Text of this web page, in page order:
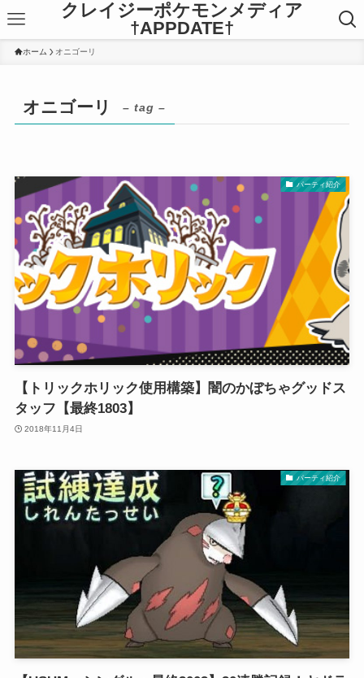
クレイジーポケモンメディア
†APPDATE†
ホーム オニゴーリ
オニゴーリ – tag –
パーティ紹介
【トリックホリック使用構築】闇のかぼちゃグッドス
タッフ【最終1803】
2018年11月4日
パーティ紹介